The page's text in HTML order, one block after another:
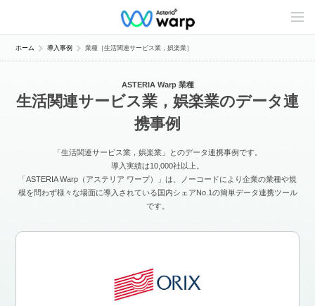
C
n
e
L
ホーム 導入事例 業種［生活関連サービス業，娯楽業］
ASTERIA Warp 業種
生活関連サービス業，娯楽業のデータ連
携事例
「生活関連サービス業，娯楽業」とのデータ連携事例です。
導入実績は10,000社以上。
「ASTERIA Warp（アステリア ワープ）」は、ノーコードにより企業の業種や規
模を問わず様々な場面に導入されている国内シェアNo.1の簡単データ連携ツール
です。